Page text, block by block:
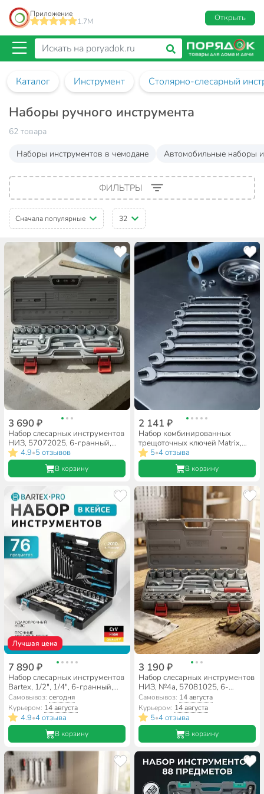
Приложение
1.7M
Открыть
Каталог Инструмент Столярно-слесарный
Наборы ручного инструмента
62 товара
Наборы инструментов в чемодане
Автомобильные наборы
ФИЛЬТРЫ
Сначала популярные 32
3 690 ₽
Набор слесарных инструментов
НИЗ, 57072025, 6-гранный,
сталь, кейс, 19 предметов
4.9•5 отзывов
В корзину
2 141 ₽
Набор комбинированных
трещоточных ключей Matrix,
14513, сталь, 8 предметов
5•4 отзыва
В корзину
Лучшая цена
7 890 ₽
Набор слесарных инструментов
Bartex, 1/2", 1/4", 6-гранный,
сталь, кейс, 76 предметов
Самовывоз:сегодня
Курьером: 14 августа
4.9•4 отзыва
В корзину
3 190 ₽
Набор слесарных инструментов
НИЗ, №4а, 57081025, 6-
гранный, кейс, 26 предметов
Самовывоз: 14 августа
Курьером: 14 августа
5•4 отзыва
В корзину